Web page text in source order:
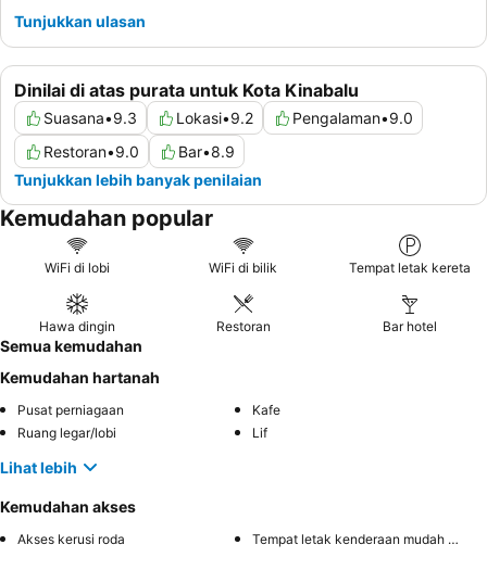
Dinilai di atas purata untuk Kota Kinabalu
Suasana•9.3 Lokasi•9.2 Pengalaman•9.0
Restoran•9.0 Bar•8.9
Tunjukkan lebih banyak penilaian
Tunjukkan ulasan
Kemudahan popular
WiFi di lobi WiFi di bilik Tempat letak kereta
Hawa dingin Restoran Bar hotel
Semua kemudahan
Kemudahan hartanah
Pusat perniagaan
Kafe
Ruang legar/lobi
Lif
Lihat lebih
Kemudahan akses
Akses kerusi roda Tempat letak kenderaan mudah diakses